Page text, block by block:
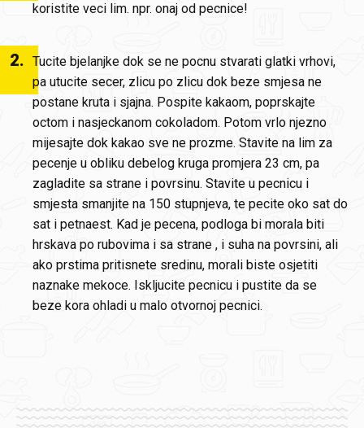
koristite veci lim. npr. onaj od pecnice!
2. Tucite bjelanjke dok se ne pocnu stvarati glatki vrhovi,
pa utucite secer, zlicu po zlicu dok beze smjesa ne
postane kruta i sjajna. Pospite kakaom, poprskajte
octom i nasjeckanom cokoladom. Potom vrlo njezno
mijesajte dok kakao sve ne prozme. Stavite na lim za
pecenje u obliku debelog kruga promjera 23 cm, pa
zagladite sa strane i povrsinu. Stavite u pecnicu i
smjesta smanjite na 150 stupnjeva, te pecite oko sat do
sat i petnaest. Kad je pecena, podloga bi morala biti
hrskava po rubovima i sa strane , i suha na povrsini, ali
ako prstima pritisnete sredinu, morali biste osjetiti
naznake mekoce. Iskljucite pecnicu i pustite da se
beze kora ohladi u malo otvornoj pecnici.